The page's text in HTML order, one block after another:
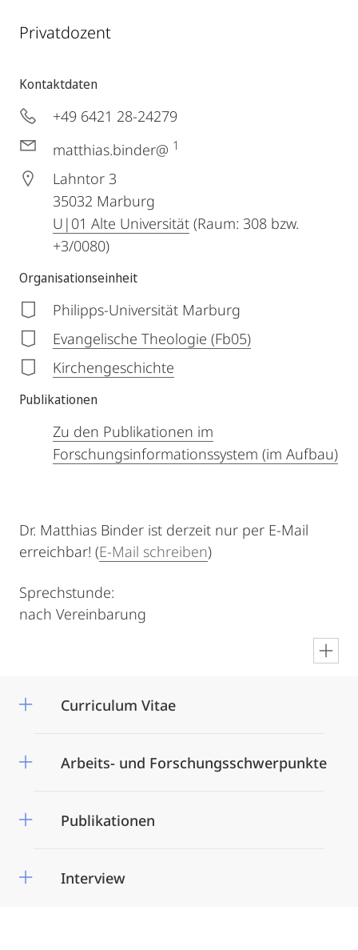
Privatdozent
Kontaktdaten
+49 6421 28-24279
matthias.binder@ 1
Lahntor 3
35032 Marburg
U|01 Alte Universität (Raum: 308 bzw.
+3/0080)
Organisationseinheit
Philipps-Universität Marburg
Evangelische Theologie (Fb05)
Kirchengeschichte
Publikationen
Zu den Publikationen im
Forschungsinformationssystem (im Aufbau)
Dr. Matthias Binder ist derzeit nur per E-Mail
erreichbar! (E-Mail schreiben)
Sprechstunde:
nach Vereinbarung
Curriculum Vitae
Arbeits- und Forschungsschwerpunkte
Publikationen
Interview